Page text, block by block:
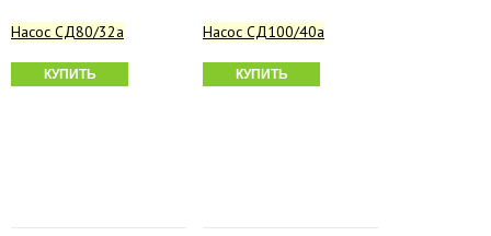
Насос СД80/32а
КУПИТЬ
Насос СД100/40а
КУПИТЬ